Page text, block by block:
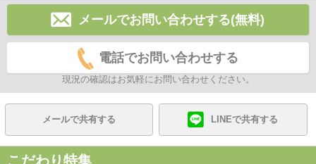
メールでお問い合わせする(無料)
電話でお問い合わせする
現況の確認はお気軽にお問い合わせください。
メールで共有する LINEで共有する
こだわり特集